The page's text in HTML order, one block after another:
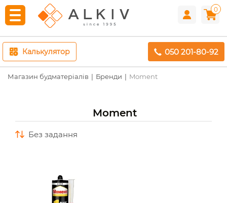
0
Калькулятор 050 201-80-92
Магазин будматеріалів Бренди Moment
Moment
без задання